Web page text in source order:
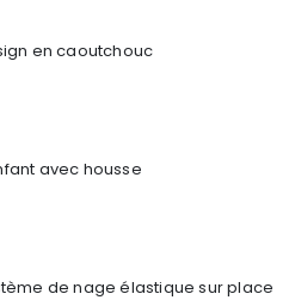
en caoutchouc
€. avec housse
de nage élastique sur place